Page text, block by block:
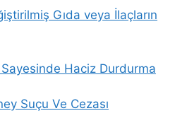
Gıda veya İlaçların
Haciz Durdurma
Suçu Ve Cezası